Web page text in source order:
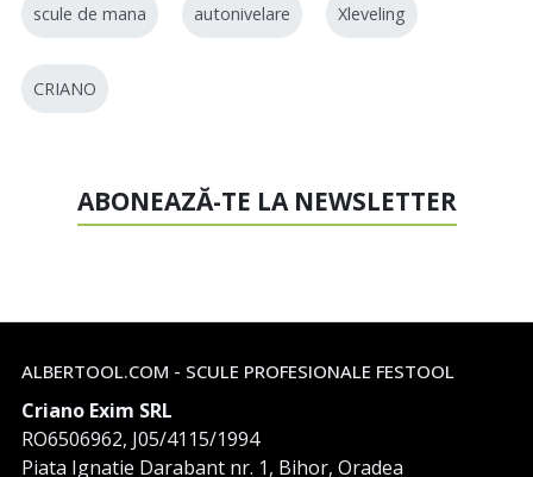
scule de mana autonivelare Xleveling
CRIANO
ABONEAZĂ-TE LA NEWSLETTER
ALBERTOOL.COM - SCULE PROFESIONALE FESTOOL
Criano Exim SRL
RO6506962, J05/4115/1994
Piata Ignatie Darabant nr. 1, Bihor, Oradea